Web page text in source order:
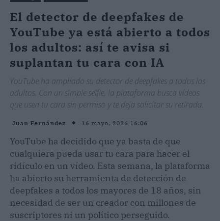
El detector de deepfakes de
YouTube ya está abierto a todos
los adultos: así te avisa si
suplantan tu cara con IA
YouTube ha ampliado su detector de deepfakes a todos los
adultos. Con un simple selfie, la plataforma busca vídeos
que usen tu cara sin permiso y te deja solicitar su retirada.
Juan Fernández 16 mayo, 2026 16:06
YouTube ha decidido que ya basta de que
cualquiera pueda usar tu cara para hacer el
ridículo en un vídeo. Esta semana, la plataforma
ha abierto su herramienta de detección de
deepfakes a todos los mayores de 18 años, sin
necesidad de ser un creador con millones de
suscriptores ni un político perseguido.